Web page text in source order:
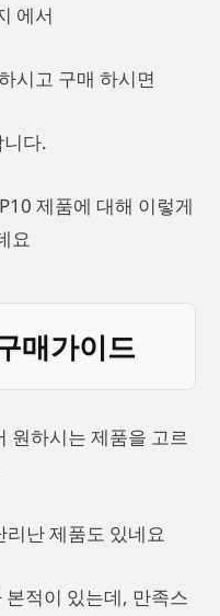
에서
시고 구매 하시면
다.
제품에 대해 이렇게
요
매가이드
원하시는 제품을 고르
리난 제품도 있네요
적이 있는데, 만족스